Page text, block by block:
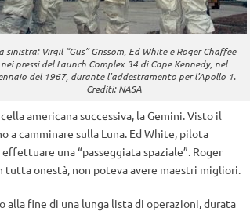
sinistra: Virgil “Gus” Grissom, Ed White e Roger Chaffee
nei pressi del Launch Complex 34 di Cape Kennedy, nel
del 1967, durante l’addestramento per l’Apollo 1.
Crediti: NASA
americana successiva, la Gemini. Visto il
a camminare sulla Luna. Ed White, pilota
una “passeggiata spaziale”. Roger
onestà, non poteva avere maestri migliori.
fine di una lunga lista di operazioni, durata